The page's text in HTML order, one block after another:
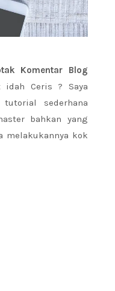
Komentar Blog
idah Ceris ? Saya
sederhana
bahkan yang
melakukannya kok